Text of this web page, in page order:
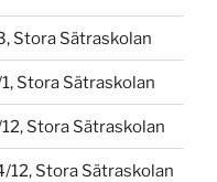
Stora Sätraskolan
Stora Sätraskolan
Stora Sätraskolan
12, Stora Sätraskolan